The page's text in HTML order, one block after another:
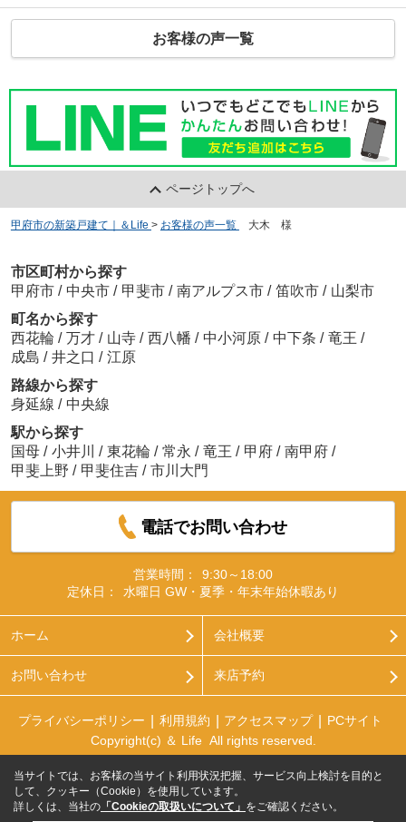
お客様の声一覧
ページトップへ
甲府市の新築戸建て｜＆Life > お客様の声一覧 大木 様
市区町村から探す
甲府市 / 中央市 / 甲斐市 / 南アルプス市 / 笛吹市 / 山梨市
町名から探す
西花輪 / 万才 / 山寺 / 西八幡 / 中小河原 / 中下条 / 竜王 /
成島 / 井之口 / 江原
路線から探す
身延線 / 中央線
駅から探す
国母 / 小井川 / 東花輪 / 常永 / 竜王 / 甲府 / 南甲府 /
甲斐上野 / 甲斐住吉 / 市川大門
電話でお問い合わせ
営業時間：
9:30～18:00
定休日：
水曜日 GW・夏季・年末年始休暇あり
ホーム 会社概要
お問い合わせ 来店予約
プライバシーポリシー 利用規約 アクセスマップ
PCサイト
Copyright(c) ＆ Life All rights reserved.
当サイトでは、お客様の当サイト利用状況把握、サービス向上検討を目的と
して、クッキー（Cookie）を使用しています。
詳しくは、当社の 「Cookieの取扱いについて」 をご確認ください。